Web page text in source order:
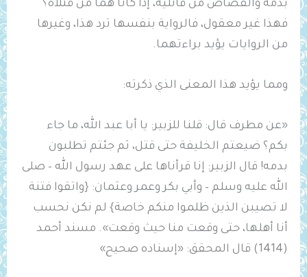
بدمه والقصاص من قاتليه، إذا كانا هما من قتلاه؟
فهذا غير معقول، فالرواية بنفسها ترد هذا، وغيرها
من الروايات يؤيد براءتهما.
ومما يؤيد هذا المعنى الذي ذكرته:
«عن مطرف قال: قلنا للزبير: يا أبا عبد الله، ما جاء
بكم؟ ضيعتم الخليفة حتى قتل، ثم جئتم تطلبون
بدمه! قال الزبير: إنا قرأناها على عهد رسول الله – صلى
الله عليه وسلم – وأبي بكر وعمر وعثمان: {واتقوا فتنة
لا تصيبن الذين ظلموا منكم خاصة} لم نكن نحسب
أنا أهلها، حتى وقعت منا حيث وقعت». مسند أحمد
(1414) قال المحقق: «إسناده صحيح»